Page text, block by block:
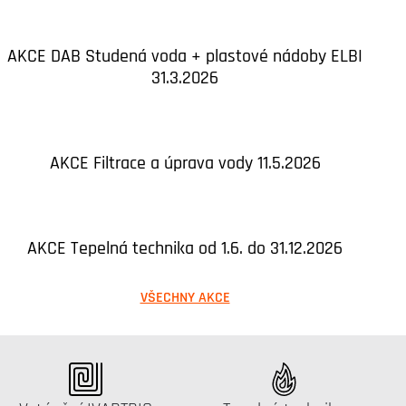
AKCE DAB Studená voda + plastové nádoby ELBI
31.3.2026
AKCE Filtrace a úprava vody 11.5.2026
AKCE Tepelná technika od 1.6. do 31.12.2026
VŠECHNY AKCE